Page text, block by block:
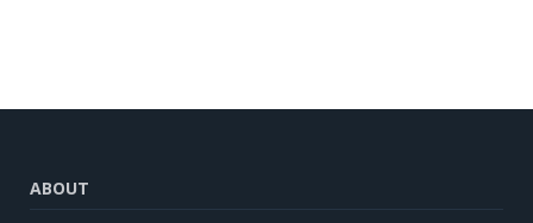
ABOUT